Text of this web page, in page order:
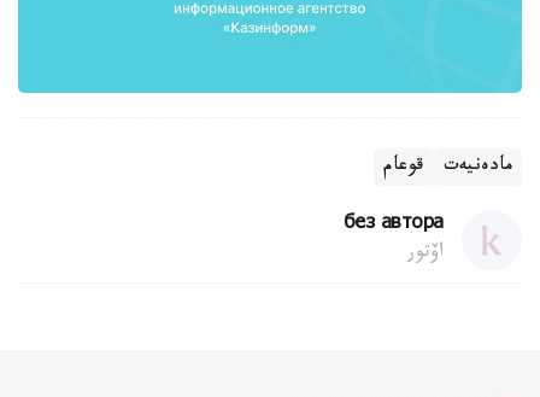
مادەنيەت قوعام
без автора
اۆتور